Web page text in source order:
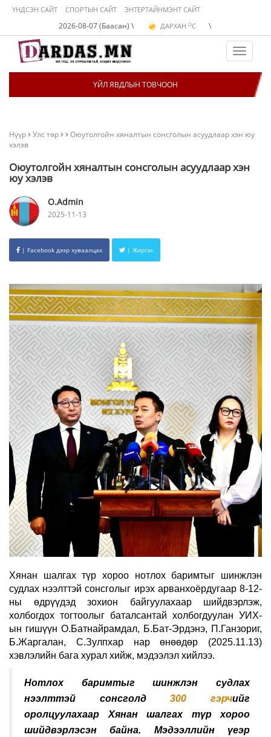
ҮНДСЭН САЙТ СПОРТЫН САЙТ ЭНТЕРТАЙНМЭНТ САЙТ
2026-08-07 (Баасан) \ ДАРХАН OC
ЭРДЭНЭТ C
\
Toggle
ҮЙЛ ЯВДЛЫН ТОВЧООН
Нүүр Улс төр
Оюутолгойн хяналтын сонсголын асуудлаар хэн юу
хэлэв
Оюутолгойн хяналтын сонсголын асуудлаар хэн
юу хэлэв
O.Admin
2025-11-13
| Facebook дээр хуваалцах | Жиргэх
Хянан шалгах түр хороо нотлох баримтыг шинжлэн
судлах нээлттэй сонсголыг ирэх арванхоёрдугаар 8-12-
ны өдрүүдэд зохион байгуулахаар шийдвэрлэж,
холбогдох тогтоолыг баталсантай холбогдуулан УИХ-
ын гишүүн О.Батнайрамдал, Б.Бат-Эрдэнэ, П.Ганзориг,
Б.Жаргалан, С.Зулпхар нар өнөөдөр (2025.11.13)
хэвлэлийн бага хурал хийж, мэдээлэл хийлээ.
Нотлох баримтыг шинжлэн судлах
нээлттэй сонсголд300 гэрчийг
оролцуулахаар Хянан шалгах түр хороо
шийдвэрлэсэн байна. Мэдээллийн үеэр